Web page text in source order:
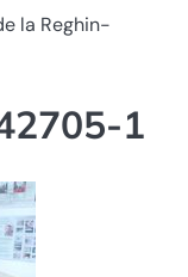
la Reghin-
1